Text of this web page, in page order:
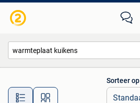
Alle afstanden…
Sorteer op